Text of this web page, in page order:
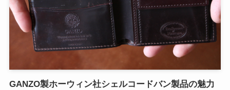
GANZO製ホーウィン社シェルコードバン製品の魅力